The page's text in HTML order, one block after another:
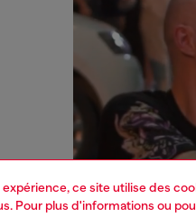
ce site utilise des
Pour plus d'informations ou